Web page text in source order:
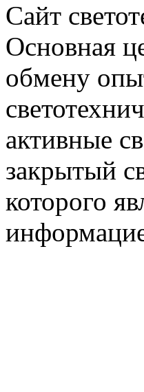
Сайт
Основная
обмену
активные
закрытый
которого